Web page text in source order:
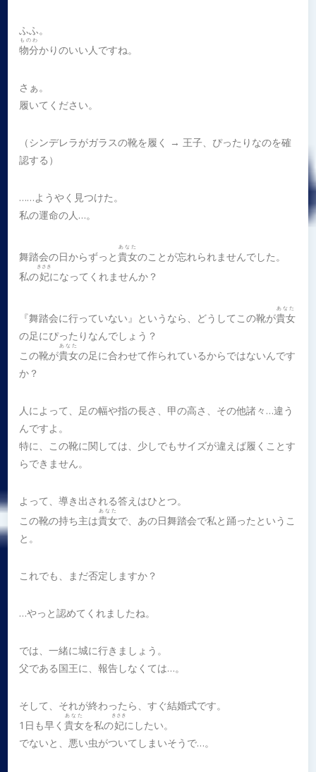
ふふ。
物分
ものわ
かりのいい人ですね。
さぁ。
履いてください。
（シンデレラがガラスの靴を履く → 王子、ぴったりなのを確
認する）
……ようやく見つけた。
私の運命の人…。
舞踏会の日からずっと貴女
あなた
のことが忘れられませんでした。
私の妃
きさき
になってくれませんか？
『舞踏会に行っていない』というなら、どうしてこの靴が貴女
あなた
の足にぴったりなんでしょう？
この靴が貴女
あなた
の足に合わせて作られているからではないんです
か？
人によって、足の幅や指の長さ、甲の高さ、その他諸々…違う
んですよ。
特に、この靴に関しては、少しでもサイズが違えば履くことす
らできません。
よって、導き出される答えはひとつ。
この靴の持ち主は貴女
あなた
で、あの日舞踏会で私と踊ったというこ
と。
これでも、まだ否定しますか？
…やっと認めてくれましたね。
では、一緒に城に行きましょう。
父である国王に、報告しなくては…。
そして、それが終わったら、すぐ結婚式です。
1日も早く貴女
あなた
を私の妃
きさき
にしたい。
でないと、悪い虫がついてしまいそうで…。